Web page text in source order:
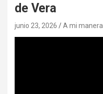
de Vera
junio 23, 2026 A mi manera